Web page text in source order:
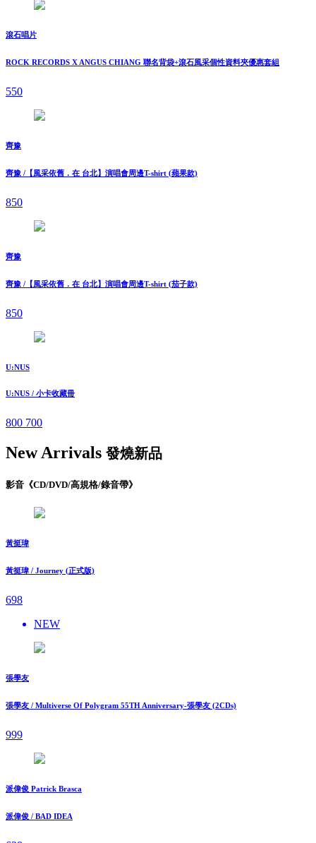
滾石唱片
ROCK RECORDS X ANGUS CHIANG 聯名背袋+滾石風采個性資料夾優惠套組
550
齊豫
齊豫 /【風采依舊．在 台北】演唱會周邊T-shirt (蘋果款)
850
齊豫
齊豫 /【風采依舊．在 台北】演唱會周邊T-shirt (茄子款)
850
U:NUS
U:NUS / 小卡收藏冊
800 700
New Arrivals 發燒新品
影音《CD/DVD/高規格/錄音帶》
黃挺瑋
黃挺瑋 / Journey (正式版)
698
NEW
張學友
張學友 / Multiverse Of Polygram 55TH Anniversary-張學友 (2CDs)
999
派偉俊 Patrick Brasca
派偉俊 / BAD IDEA